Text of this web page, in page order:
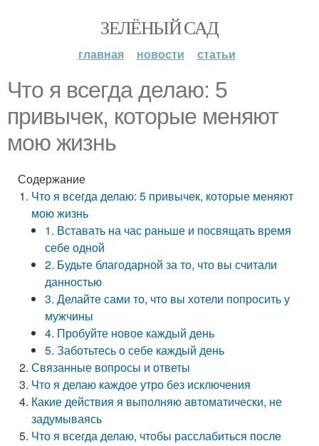
ЗЕЛЁНЫЙ САД
главная новости статьи
Что я всегда делаю: 5
привычек, которые меняют
мою жизнь
Содержание
Что я всегда делаю: 5 привычек, которые меняют
мою жизнь
1. Вставать на час раньше и посвящать время
себе одной
2. Будьте благодарной за то, что вы считали
данностью
3. Делайте сами то, что вы хотели попросить у
мужчины
4. Пробуйте новое каждый день
5. Заботьтесь о себе каждый день
Связанные вопросы и ответы
Что я делаю каждое утро без исключения
Какие действия я выполняю автоматически, не
задумываясь
Что я всегда делаю, чтобы расслабиться после